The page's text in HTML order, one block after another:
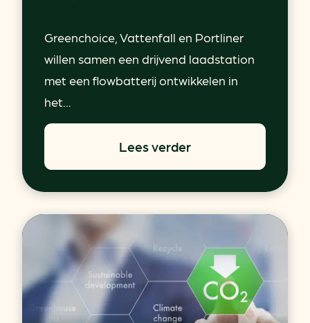
Greenchoice, Vattenfall en Portliner
willen samen een drijvend laadstation
met een flowbatterij ontwikkelen in
het...
Lees verder